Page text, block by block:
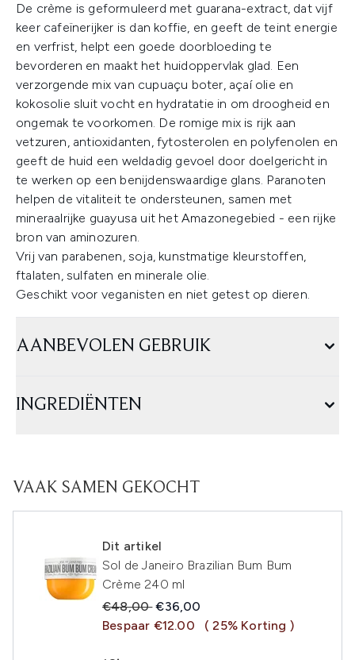
De crème is geformuleerd met guarana-extract, dat vijf
keer cafeïnerijker is dan koffie, en geeft de teint energie
en verfrist, helpt een goede doorbloeding te
bevorderen en maakt het huidoppervlak glad. Een
verzorgende mix van cupuaçu boter, açaí olie en
kokosolie sluit vocht en hydratatie in om droogheid en
ongemak te voorkomen. De romige mix is rijk aan
vetzuren, antioxidanten, fytosterolen en polyfenolen en
geeft de huid een weldadig gevoel door doelgericht in
te werken op een benijdenswaardige glans. Paranoten
helpen de vitaliteit te ondersteunen, samen met
mineraalrijke guayusa uit het Amazonegebied - een rijke
bron van aminozuren.
Vrij van parabenen, soja, kunstmatige kleurstoffen,
ftalaten, sulfaten en minerale olie.
Geschikt voor veganisten en niet getest op dieren.
AANBEVOLEN GEBRUIK
INGREDIËNTEN
VAAK SAMEN GEKOCHT
Dit artikel
Sol de Janeiro Brazilian Bum Bum
Crème 240 ml
Recommended Retail Price:
€48,00Huidige prijs:
€36,00
Bespaar €12.00
( 25% Korting )